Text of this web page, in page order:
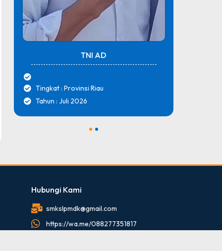
TNI AD
Tingkat : Provinsi Riau
Tahun : Juli 2026
Hubungi Kami
smkslpmdk@gmail.com
https://wa.me/088277351817